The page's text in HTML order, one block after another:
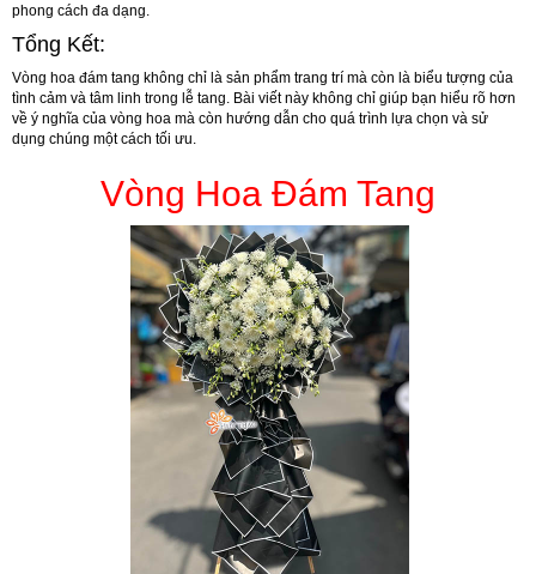
phong cách đa dạng.
Tổng Kết:
Vòng hoa đám tang không chỉ là sản phẩm trang trí mà còn là biểu tượng của
tình cảm và tâm linh trong lễ tang. Bài viết này không chỉ giúp bạn hiểu rõ hơn
về ý nghĩa của vòng hoa mà còn hướng dẫn cho quá trình lựa chọn và sử
dụng chúng một cách tối ưu.
Vòng Hoa Đám Tang